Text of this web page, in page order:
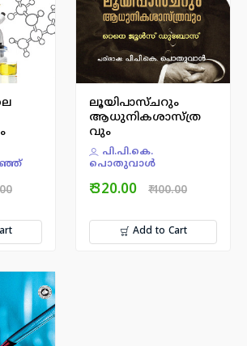
ലൂയിപാസ്ചറും
ആധുനികശാസ്ത്ര
വും
പി.പി.കെ.
പൊതുവാള്‍
₹ 320.00 ₹ 400.00
Add to Cart